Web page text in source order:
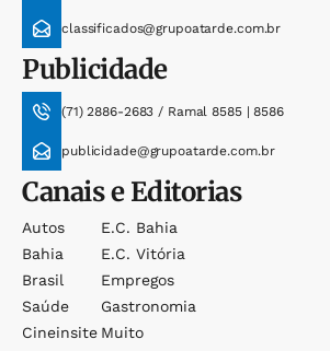
classificados@grupoatarde.com.br
Publicidade
(71) 2886-2683 / Ramal 8585 | 8586
publicidade@grupoatarde.com.br
Canais e Editorias
Autos
Bahia
Brasil
Saúde
Cineinsite
E.c. Bahia
E.c. Vitória
Empregos
Gastronomia
Muito